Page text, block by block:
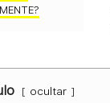
ocultar